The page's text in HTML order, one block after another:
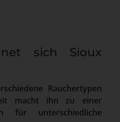
sich Sioux
Rauchertypen
macht ihn zu einer
für unterschiedliche